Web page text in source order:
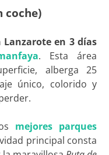
coche)
Lanzarote en 3 días
. Esta área
alberga 25
único, colorido y
mejores parques
principal consta